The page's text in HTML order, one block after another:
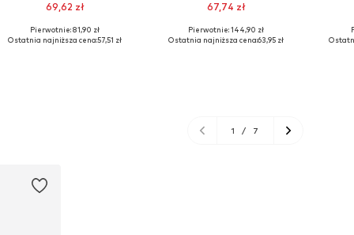
69,62 zł
Dostępne rozmiary: XS, S, M, XL
Pierwotnie: 81,90 zł
Ostatnia najniższa cena:57,51 zł
67,74 zł
Pierwotnie: 144,90 zł
Ostatnia najniższa cena:63,95 zł
1 / 7